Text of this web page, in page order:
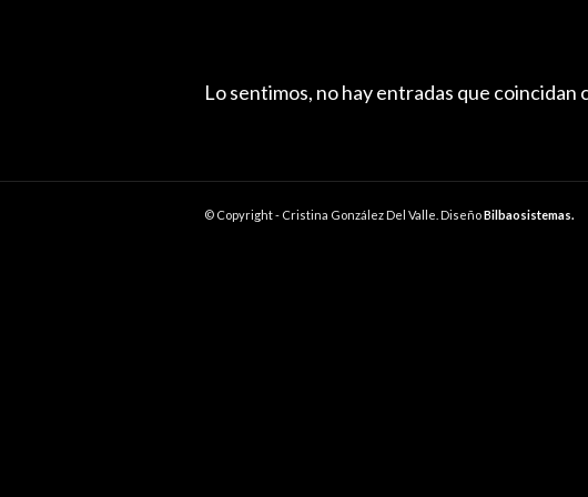
Lo sentimos, no hay entradas que coincidan
© Copyright - Cristina González Del Valle. DiseñoBilbaosistemas.